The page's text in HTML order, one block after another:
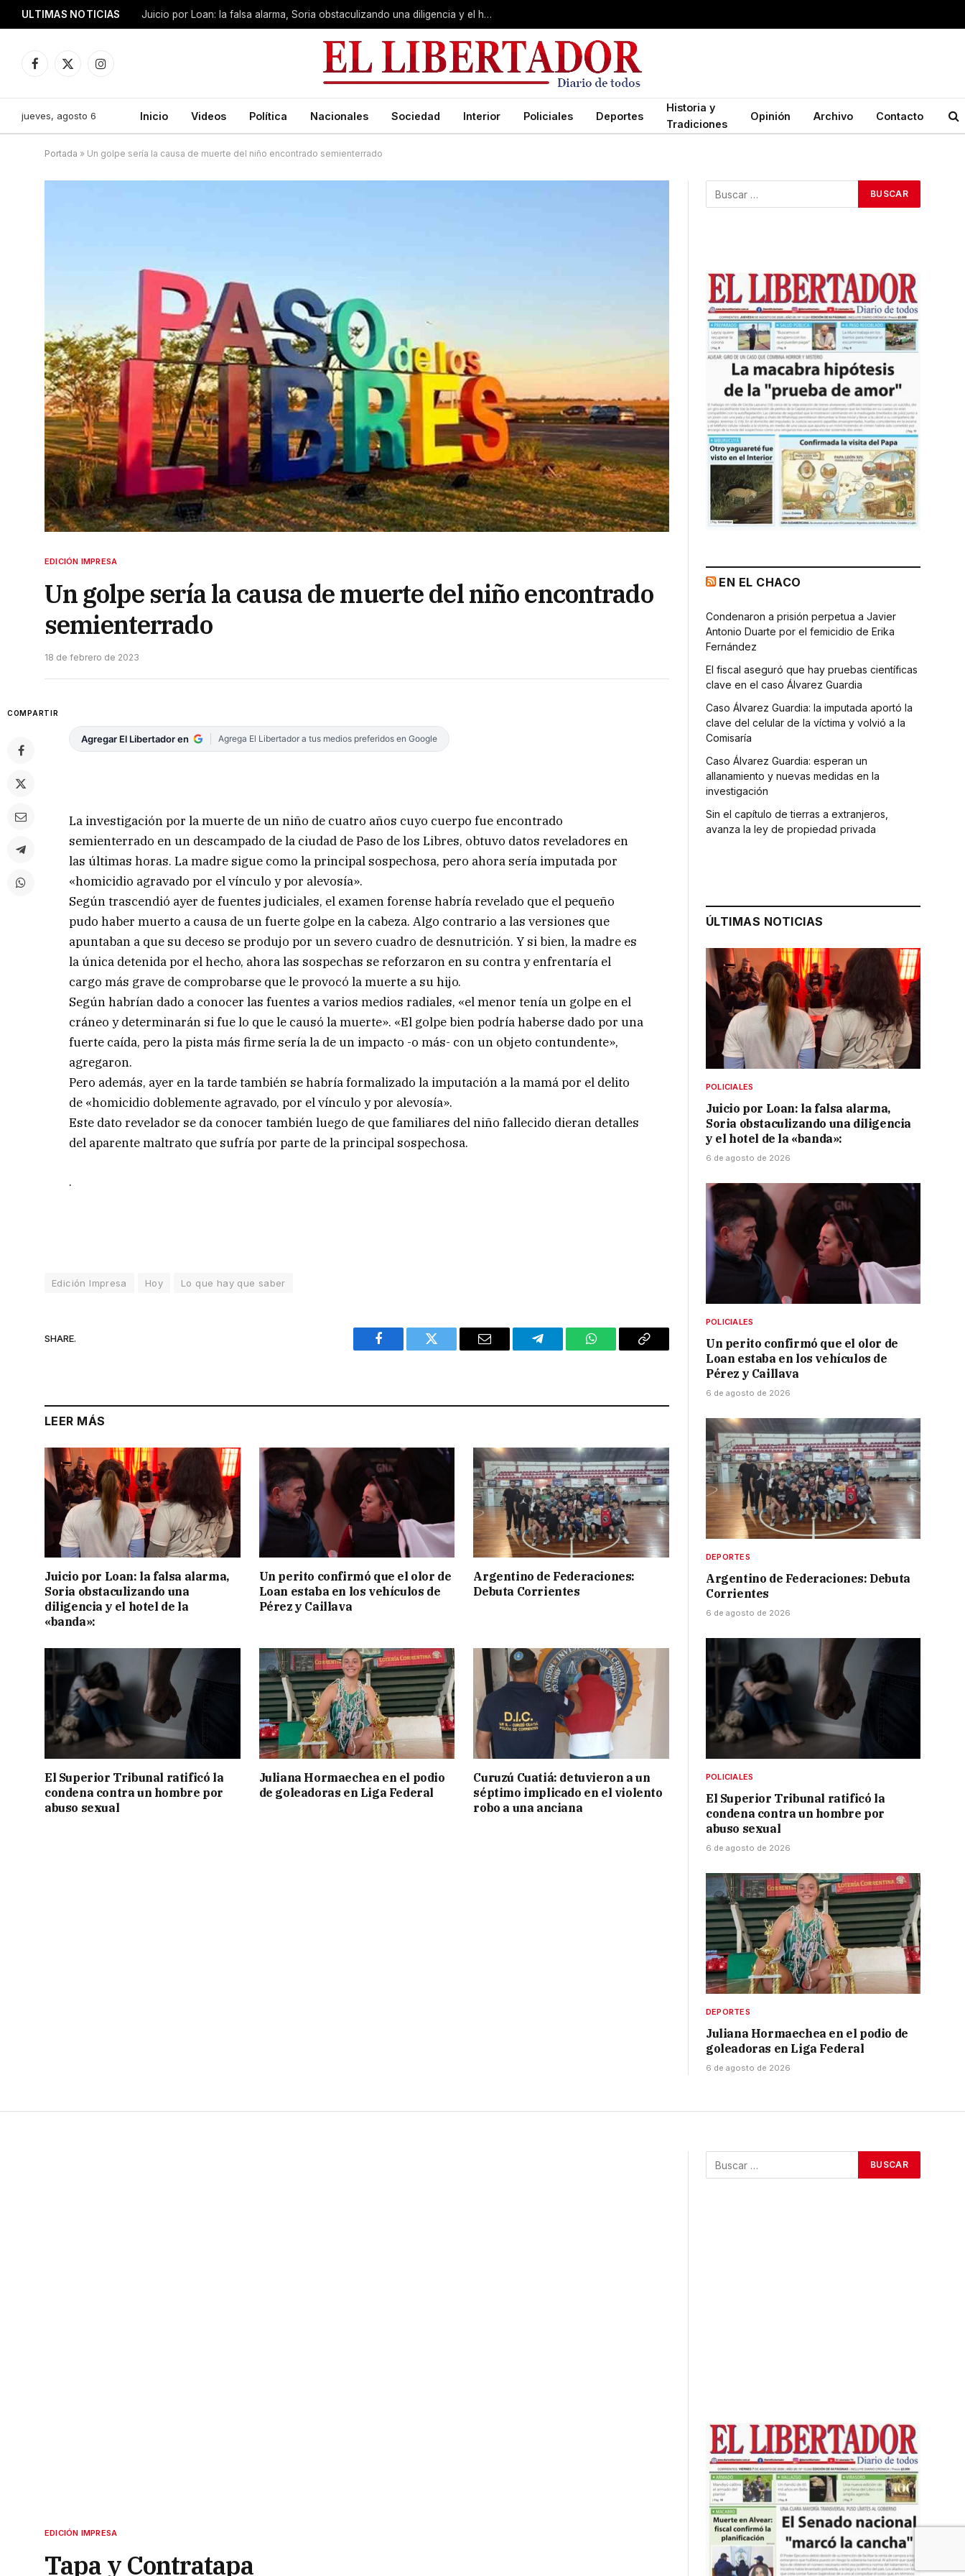
ULTIMAS NOTICIAS Juicio por Loan: la falsa alarma, Soria obstaculizando una diligencia y el hotel de la «banda»:
Facebook
X
Instagram
jueves, agosto 6 Inicio Videos Política Nacionales Sociedad Interior Policiales Deportes
Historia y
Tradiciones
Opinión Archivo Contacto
Portada » Un golpe sería la causa de muerte del niño encontrado semienterrado
EDICIÓN IMPRESA
Un golpe sería la causa de muerte del niño encontrado
semienterrado
18 de febrero de 2023
COMPARTIR
Agregar El Libertador en Agrega El Libertador a tus medios preferidos en Google
La investigación por la muerte de un niño de cuatro años cuyo cuerpo fue encontrado
semienterrado en un descampado de la ciudad de Paso de los Libres, obtuvo datos reveladores en
las últimas horas. La madre sigue como la principal sospechosa, pero ahora sería imputada por
«homicidio agravado por el vínculo y por alevosía».
Según trascendió ayer de fuentes judiciales, el examen forense habría revelado que el pequeño
pudo haber muerto a causa de un fuerte golpe en la cabeza. Algo contrario a las versiones que
apuntaban a que su deceso se produjo por un severo cuadro de desnutrición. Y si bien, la madre es
la única detenida por el hecho, ahora las sospechas se reforzaron en su contra y enfrentaría el
cargo más grave de comprobarse que le provocó la muerte a su hijo.
Según habrían dado a conocer las fuentes a varios medios radiales, «el menor tenía un golpe en el
cráneo y determinarán si fue lo que le causó la muerte». «El golpe bien podría haberse dado por una
fuerte caída, pero la pista más firme sería la de un impacto -o más- con un objeto contundente»,
agregaron.
Pero además, ayer en la tarde también se habría formalizado la imputación a la mamá por el delito
de «homicidio doblemente agravado, por el vínculo y por alevosía».
Este dato revelador se da conocer también luego de que familiares del niño fallecido dieran detalles
del aparente maltrato que sufría por parte de la principal sospechosa.
.
Edición Impresa Hoy Lo que hay que saber
SHARE.
Facebook Twitter Email Telegram WhatsAppCopy
LEER MÁS
Juicio por Loan: la falsa alarma,
Soria obstaculizando una
diligencia y el hotel de la
«banda»:
Un perito confirmó que el olor de
Loan estaba en los vehículos de
Pérez y Caillava
Argentino de Federaciones:
Debuta Corrientes
El Superior Tribunal ratificó la
condena contra un hombre por
abuso sexual
Juliana Hormaechea en el podio
de goleadoras en Liga Federal
Curuzú Cuatiá: detuvieron a un
séptimo implicado en el violento
robo a una anciana
EN EL CHACO
Condenaron a prisión perpetua a Javier
Antonio Duarte por el femicidio de Erika
Fernández
El fiscal aseguró que hay pruebas científicas
clave en el caso Álvarez Guardia
Caso Álvarez Guardia: la imputada aportó la
clave del celular de la víctima y volvió a la
Comisaría
Caso Álvarez Guardia: esperan un
allanamiento y nuevas medidas en la
investigación
Sin el capítulo de tierras a extranjeros,
avanza la ley de propiedad privada
ÚLTIMAS NOTICIAS
POLICIALES
Juicio por Loan: la falsa alarma,
Soria obstaculizando una diligencia
y el hotel de la «banda»:
6 de agosto de 2026
POLICIALES
Un perito confirmó que el olor de
Loan estaba en los vehículos de
Pérez y Caillava
6 de agosto de 2026
DEPORTES
Argentino de Federaciones: Debuta
Corrientes
6 de agosto de 2026
POLICIALES
El Superior Tribunal ratificó la
condena contra un hombre por
abuso sexual
6 de agosto de 2026
DEPORTES
Juliana Hormaechea en el podio de
goleadoras en Liga Federal
6 de agosto de 2026
EDICIÓN IMPRESA
Tapa y Contratapa